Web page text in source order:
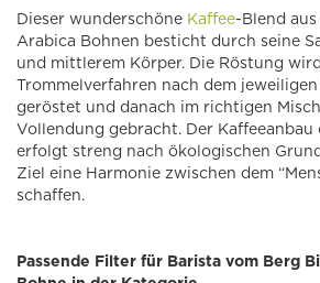
Dieser wunderschöne Kaffee-Blend
Arabica Bohnen besticht durch seine
und mittlerem Körper. Die Röstung
Trommelverfahren nach dem
geröstet und danach im richtigen
Vollendung gebracht. Der Kaffeeanbau
erfolgt streng nach ökologischen
Ziel eine Harmonie zwischen dem
schaffen.
Passende Filter für Barista vom Berg